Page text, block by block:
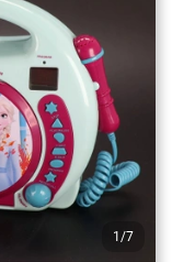
1/7